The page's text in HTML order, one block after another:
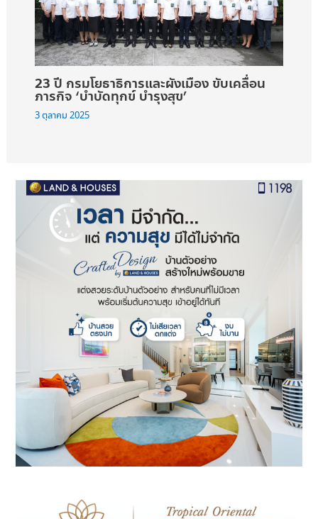
23 ปี กรมโยธาธิการและผังเมือง ขับเคลื่อน
ภารกิจ ‘บำบัดทุกข์ บำรุงสุข’
3 ตุลาคม 2025